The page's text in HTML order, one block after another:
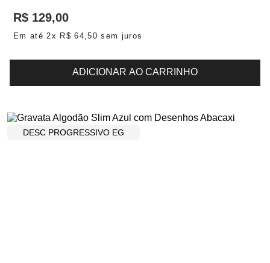
R$ 129,00
Em até2x R$ 64,50 sem juros
ADICIONAR AO CARRINHO
DESC PROGRESSIVO EG